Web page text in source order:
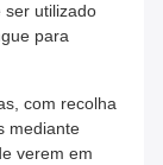
ser utilizado
para
com recolha
mediante
verem em